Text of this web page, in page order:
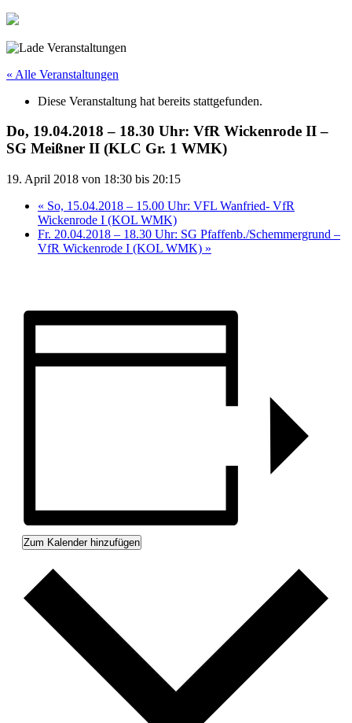
« Alle Veranstaltungen
Diese Veranstaltung hat bereits stattgefunden.
Do, 19.04.2018 – 18.30 Uhr: VfR Wickenrode II –
SG Meißner II (KLC Gr. 1 WMK)
19. April 2018 von 18:30 bis 20:15
« So, 15.04.2018 – 15.00 Uhr: VFL Wanfried- VfR
Wickenrode I (KOL WMK)
Fr. 20.04.2018 – 18.30 Uhr: SG Pfaffenb./​Schemmergrund –
VfR Wickenrode I (KOL WMK) »
Zum Kalender hinzufügen